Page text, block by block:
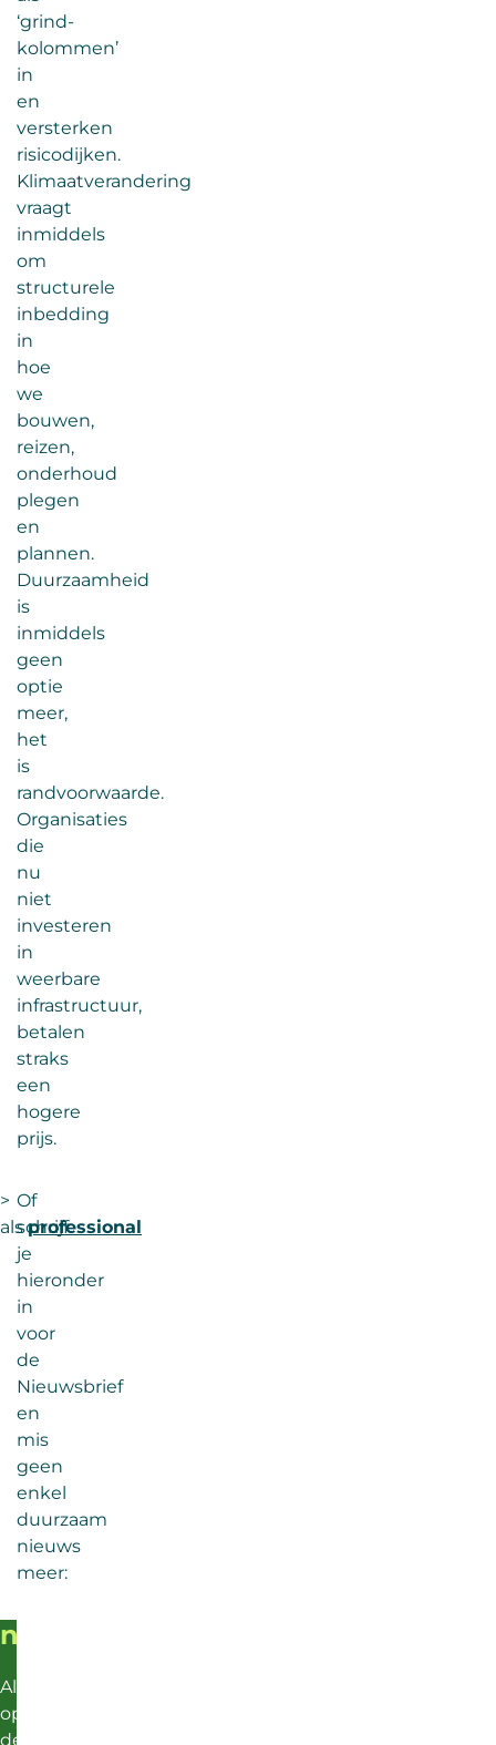
‘grind-
kolommen’
in
en
versterken
risicodijken.
Klimaatverandering
vraagt
inmiddels
om
structurele
inbedding
in
hoe
we
bouwen,
reizen,
onderhoud
plegen
en
plannen.
Duurzaamheid
is
inmiddels
geen
optie
meer,
het
is
randvoorwaarde.
Organisaties
die
nu
niet
investeren
in
weerbare
infrastructuur,
betalen
straks
een
hogere
prijs.
>
alsprofessional
Of
schrijf
je
hieronder
in
voor
de
Nieuwsbrief
en
mis
geen
enkel
duurzaam
nieuws
meer:
nieuwsbrief
Altijd
op
de